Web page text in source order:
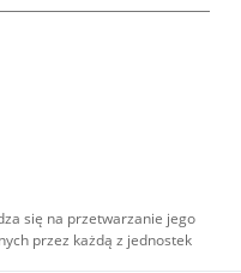
się na przetwarzanie jego
przez każdą z jednostek